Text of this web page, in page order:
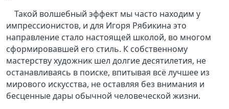
Такой волшебный эффект мы часто находим у
импрессионистов, и для Игоря Рябикина это
направление стало настоящей школой, во многом
сформировавшей его стиль. К собственному
мастерству художник шел долгие десятилетия, не
останавливаясь в поиске, впитывая всё лучшее из
мирового искусства, не оставляя без внимания и
бесценные дары обычной человеческой жизни.